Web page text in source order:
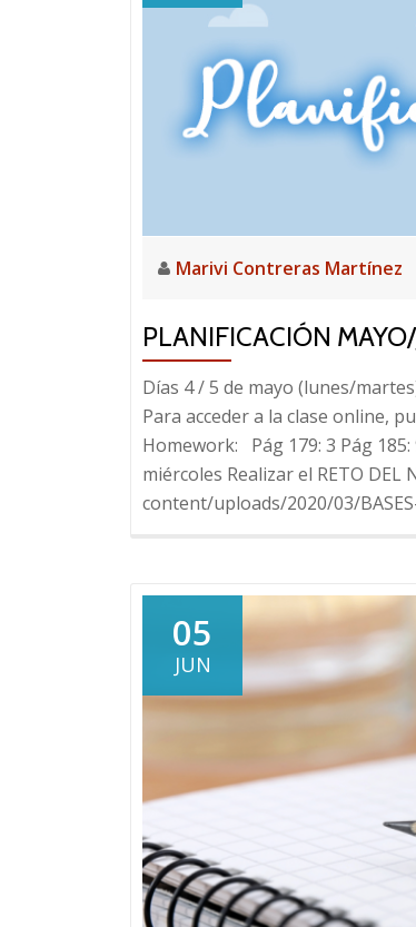
Marivi Contreras Martínez
PLANIFICACIÓN
Días 4 / 5 de mayo (lunes/
Para acceder a la clase online,
Homework: Pág 179: 3 Pág
miércoles Realizar el RETO
content/uploads/2020/03/
05
JUN